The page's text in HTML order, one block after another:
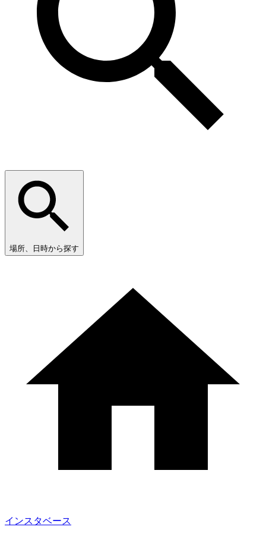
場所、日時から探す
インスタベース